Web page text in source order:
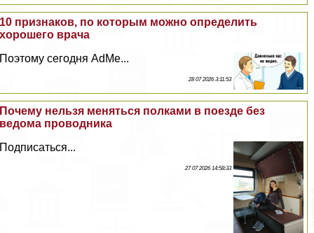
10 признаков, по которым можно определить
хорошего врача
Поэтому сегодня AdMe...
28 07 2026 3:11:53
Почему нельзя меняться полками в поезде без
ведома проводника
Подписаться...
27 07 2026 14:58:33